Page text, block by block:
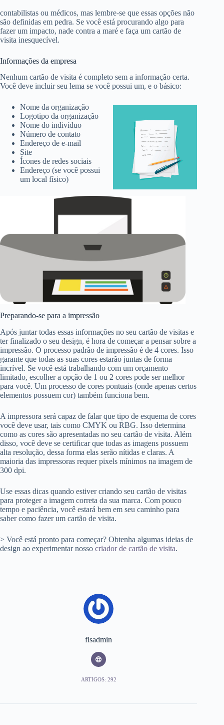
contabilistas ou médicos, mas lembre-se que essas opções não
são definidas em pedra. Se você está procurando algo para
fazer um impacto, nade contra a maré e faça um cartão de
visita inesquecível.
Informações da empresa
Nenhum cartão de visita é completo sem a informação certa.
Você deve incluir seu lema se você possui um, e o básico:
Nome da organização
Logotipo da organização
Nome do indivíduo
Número de contato
Endereço de e-mail
Site
Ícones de redes sociais
Endereço (se você possui
um local físico)
Preparando-se para a impressão
Após juntar todas essas informações no seu cartão de visitas e
ter finalizado o seu design, é hora de começar a pensar sobre a
impressão. O processo padrão de impressão é de 4 cores. Isso
garante que todas as suas cores estarão juntas de forma
incrível. Se você está trabalhando com um orçamento
limitado, escolher a opção de 1 ou 2 cores pode ser melhor
para você. Um processo de cores pontuais (onde apenas certos
elementos possuem cor) também funciona bem.
A impressora será capaz de falar que tipo de esquema de cores
você deve usar, tais como CMYK ou RBG. Isso determina
como as cores são apresentadas no seu cartão de visita. Além
disso, você deve se certificar que todas as imagens possuem
alta resolução, dessa forma elas serão nítidas e claras. A
maioria das impressoras requer pixels mínimos na imagem de
300 dpi.
Use essas dicas quando estiver criando seu cartão de visitas
para proteger a imagem correta da sua marca. Com pouco
tempo e paciência, você estará bem em seu caminho para
saber como fazer um cartão de visita.
> Você está pronto para começar? Obtenha algumas ideias de
design ao experimentar nosso criador de cartão de visita.
flsadmin
ARTIGOS: 292